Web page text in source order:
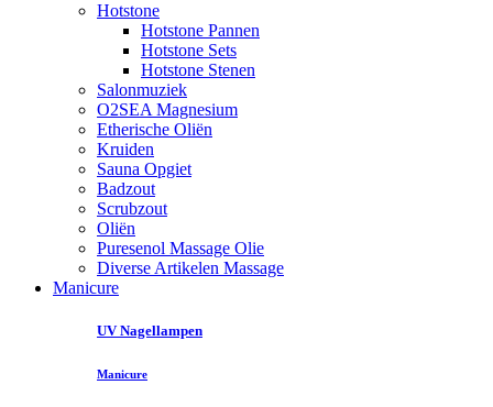
Hotstone
Hotstone Pannen
Hotstone Sets
Hotstone Stenen
Salonmuziek
O2SEA Magnesium
Etherische Oliën
Kruiden
Sauna Opgiet
Badzout
Scrubzout
Oliën
Puresenol Massage Olie
Diverse Artikelen Massage
Manicure
UV Nagellampen
Manicure